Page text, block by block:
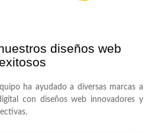
diseños web
ha ayudado a diversas marcas a
con diseños web innovadores y